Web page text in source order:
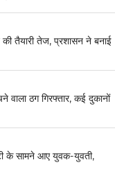
तैयारी तेज, प्रशासन ने बनाई
वाला ठग गिरफ्तार, कई दुकानों
के सामने आए युवक-युवती,